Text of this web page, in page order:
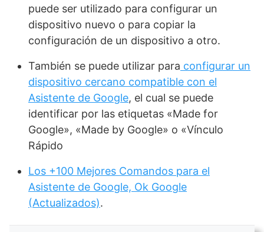
puede ser utilizado para configurar un
dispositivo nuevo o para copiar la
configuración de un dispositivo a otro.
También se puede utilizar para configurar un
dispositivo cercano compatible con el
Asistente de Google, el cual se puede
identificar por las etiquetas «Made for
Google», «Made by Google» o «Vínculo
Rápido
Los +100 Mejores Comandos para el
Asistente de Google, Ok Google
(Actualizados).